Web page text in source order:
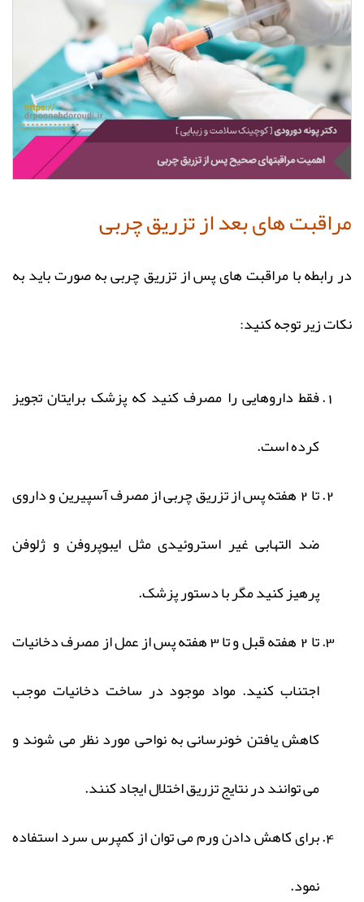
مراقبت های بعد از تزریق چربی
در رابطه با مراقبت های پس از تزریق چربی به صورت باید به
نکات زیر توجه کنید:
فقط داروهایی را مصرف کنید که پزشک برایتان تجویز
کرده است.
تا 2 هفته پس از تزریق چربی از مصرف آسپیرین و داروی
ضد التهابی غیر استروئیدی مثل ایبوپروفن و ژلوفن
پرهیز کنید مگر با دستور پزشک.
تا 2 هفته قبل و تا 3 هفته پس از عمل از مصرف دخانیات
اجتناب کنید. مواد موجود در ساخت دخانیات موجب
کاهش یافتن خونرسانی به نواحی مورد نظر می شوند و
می توانند در نتایج تزریق اختلال ایجاد کنند.
برای کاهش دادن ورم می توان از کمپرس سرد استفاده
نمود.